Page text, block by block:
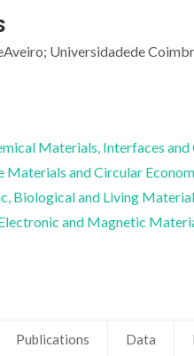
Universidadede
Materials, Interfaces and
Materials and Circular
Biological and Living
and Magnetic
Publications Data